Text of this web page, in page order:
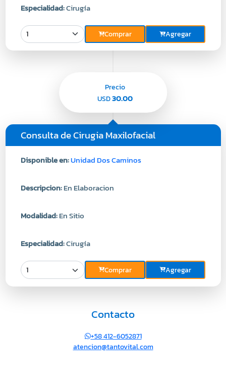
Especialidad:Cirugía
Comprar Agregar
Consulta de Cirugia Maxilofacial
Disponible en:Unidad Dos Caminos
Descripcion:En Elaboracion
Modalidad:En Sitio
Especialidad:Cirugía
Comprar Agregar
Precio
USD30.00
Contacto
+58 412-6052871
atencion@tantovital.com